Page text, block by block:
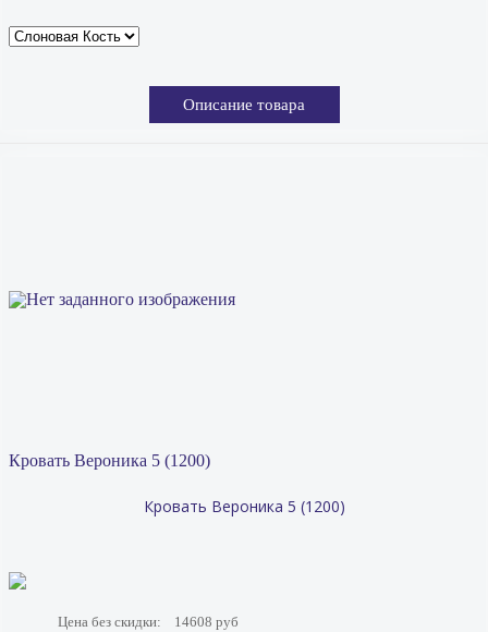
Описание товара
Кровать Вероника 5 (1200)
Кровать Вероника 5 (1200)
Цена без скидки:
14608 руб